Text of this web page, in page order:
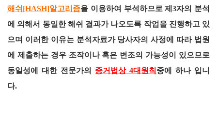
해쉬[HASH]알고리즘을 이용하여 부석하므로 제3자의 분석
에 의해서 동일한 해쉬 결과가 나오도록 작업을 진행하고 있
으며 이러한 이유는 분석자료가 당사자의 사정에 따라 법원
에 제출하는 경우 조작이나 혹은 변조의 가능성이 있으므로
동일성에 대한 전문가의 증거법상 4대원칙중에 하나 입니
다.